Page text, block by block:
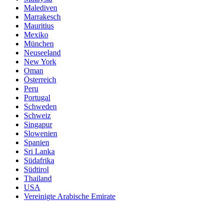
Malediven
Marrakesch
Mauritius
Mexiko
München
Neuseeland
New York
Oman
Österreich
Peru
Portugal
Schweden
Schweiz
Singapur
Slowenien
Spanien
Sri Lanka
Südafrika
Südtirol
Thailand
USA
Vereinigte Arabische Emirate